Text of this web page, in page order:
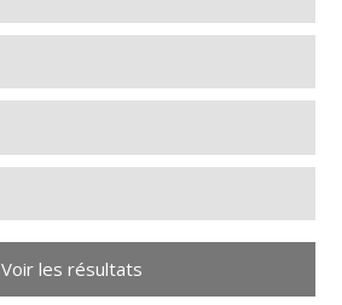
Voir les résultats